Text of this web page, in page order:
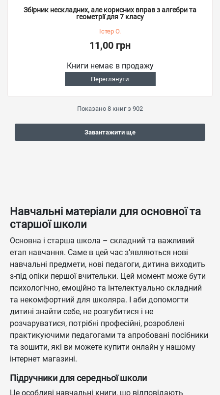
Збірник нескладних, але корисних вправ з алгебри та
геометрії для 7 класу
Істер О.
11,00 грн
Книги немає в продажу
Переглянути
Показано 8 книг з 902
Завантажити ще
Навчальні матеріали для основної та
старшої школи
Основна і старша школа – складний та важливий
етап навчання. Саме в цей час з’являються нові
навчальні предмети, нові педагоги, дитина виходить
з-під опіки першої вчительки. Цей момент може бути
психологічно, емоційно та інтелектуально складний
та некомфортний для школяра. І аби допомогти
дитині знайти себе, не розгубитися і не
розчаруватися, потрібні професійні, розроблені
практикуючими педагогами та апробовані посібники
та зошити, які ви можете купити онлайн у нашому
інтернет магазині.
Підручники для середньої школи
Це особливі навчальні книги, що відповідають